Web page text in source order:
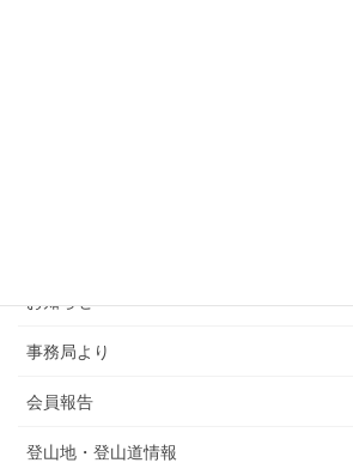
お知らせ
事務局より
会員報告
登山地・登山道情報